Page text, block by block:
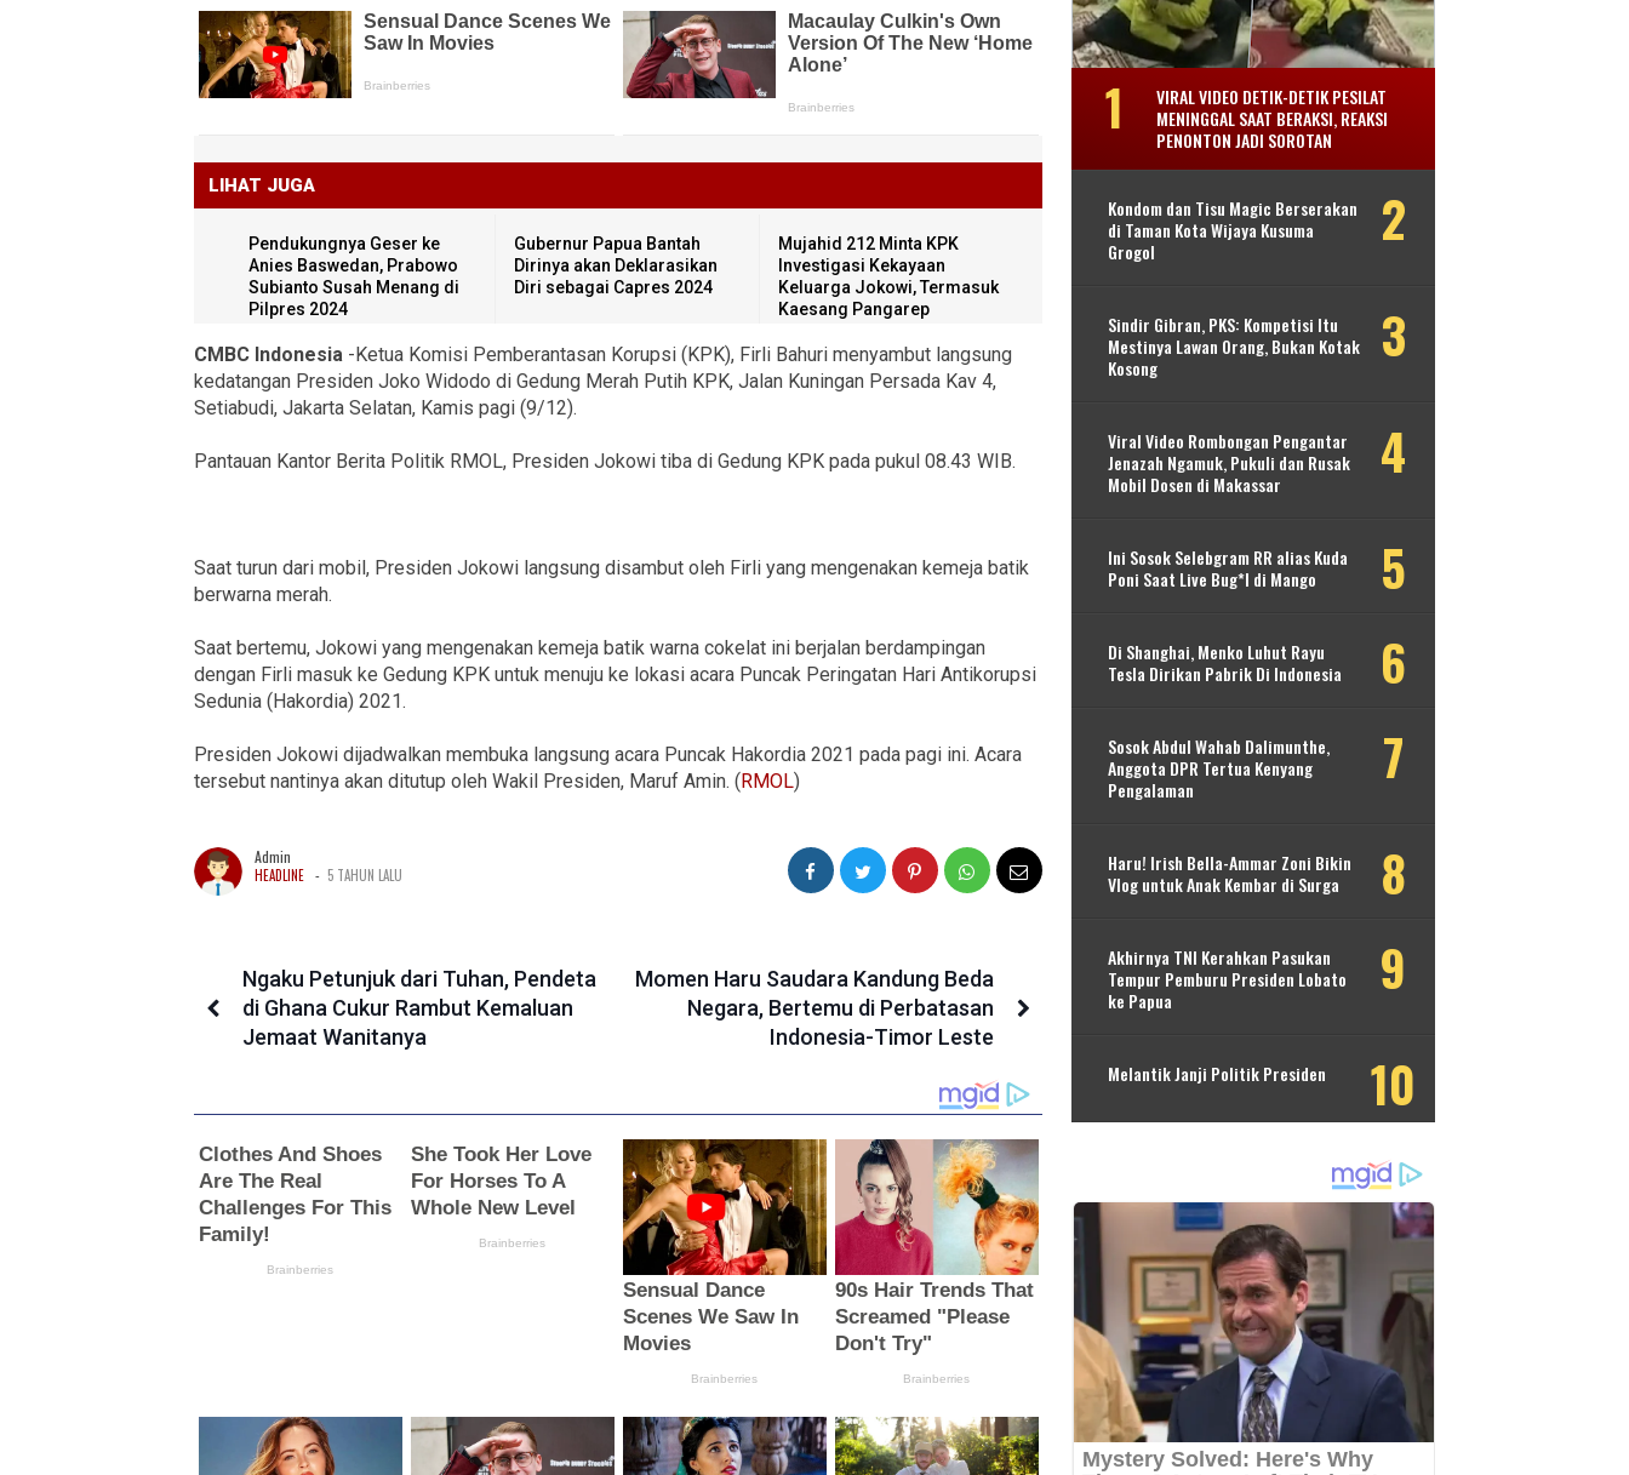
LIHAT JUGA
Pendukungnya Geser ke
Anies Baswedan, Prabowo
Subianto Susah Menang di
Pilpres 2024
Gubernur Papua Bantah
Dirinya akan Deklarasikan
Diri sebagai Capres 2024
Mujahid 212 Minta KPK
Investigasi Kekayaan
Keluarga Jokowi, Termasuk
Kaesang Pangarep
CMBC Indonesia -Ketua Komisi Pemberantasan Korupsi (KPK), Firli Bahuri menyambut langsung
kedatangan Presiden Joko Widodo di Gedung Merah Putih KPK, Jalan Kuningan Persada Kav 4,
Setiabudi, Jakarta Selatan, Kamis pagi (9/12).
Pantauan Kantor Berita Politik RMOL, Presiden Jokowi tiba di Gedung KPK pada pukul 08.43 WIB.
Saat turun dari mobil, Presiden Jokowi langsung disambut oleh Firli yang mengenakan kemeja batik
berwarna merah.
Saat bertemu, Jokowi yang mengenakan kemeja batik warna cokelat ini berjalan berdampingan
dengan Firli masuk ke Gedung KPK untuk menuju ke lokasi acara Puncak Peringatan Hari Antikorupsi
Sedunia (Hakordia) 2021.
Presiden Jokowi dijadwalkan membuka langsung acara Puncak Hakordia 2021 pada pagi ini. Acara
tersebut nantinya akan ditutup oleh Wakil Presiden, Maruf Amin. (RMOL)
Admin
HEADLINE - 5 TAHUN LALU
Ngaku Petunjuk dari Tuhan, Pendeta
di Ghana Cukur Rambut Kemaluan
Jemaat Wanitanya
Momen Haru Saudara Kandung Beda
Negara, Bertemu di Perbatasan
Indonesia-Timor Leste
VIRAL VIDEO DETIK-DETIK PESILAT
MENINGGAL SAAT BERAKSI, REAKSI
PENONTON JADI SOROTAN
Kondom dan Tisu Magic Berserakan
di Taman Kota Wijaya Kusuma
Grogol
Sindir Gibran, PKS: Kompetisi Itu
Mestinya Lawan Orang, Bukan Kotak
Kosong
Viral Video Rombongan Pengantar
Jenazah Ngamuk, Pukuli dan Rusak
Mobil Dosen di Makassar
Ini Sosok Selebgram RR alias Kuda
Poni Saat Live Bug*l di Mango
Di Shanghai, Menko Luhut Rayu
Tesla Dirikan Pabrik Di Indonesia
Sosok Abdul Wahab Dalimunthe,
Anggota DPR Tertua Kenyang
Pengalaman
Haru! Irish Bella-Ammar Zoni Bikin
Vlog untuk Anak Kembar di Surga
Akhirnya TNI Kerahkan Pasukan
Tempur Pemburu Presiden Lobato
ke Papua
Melantik Janji Politik Presiden